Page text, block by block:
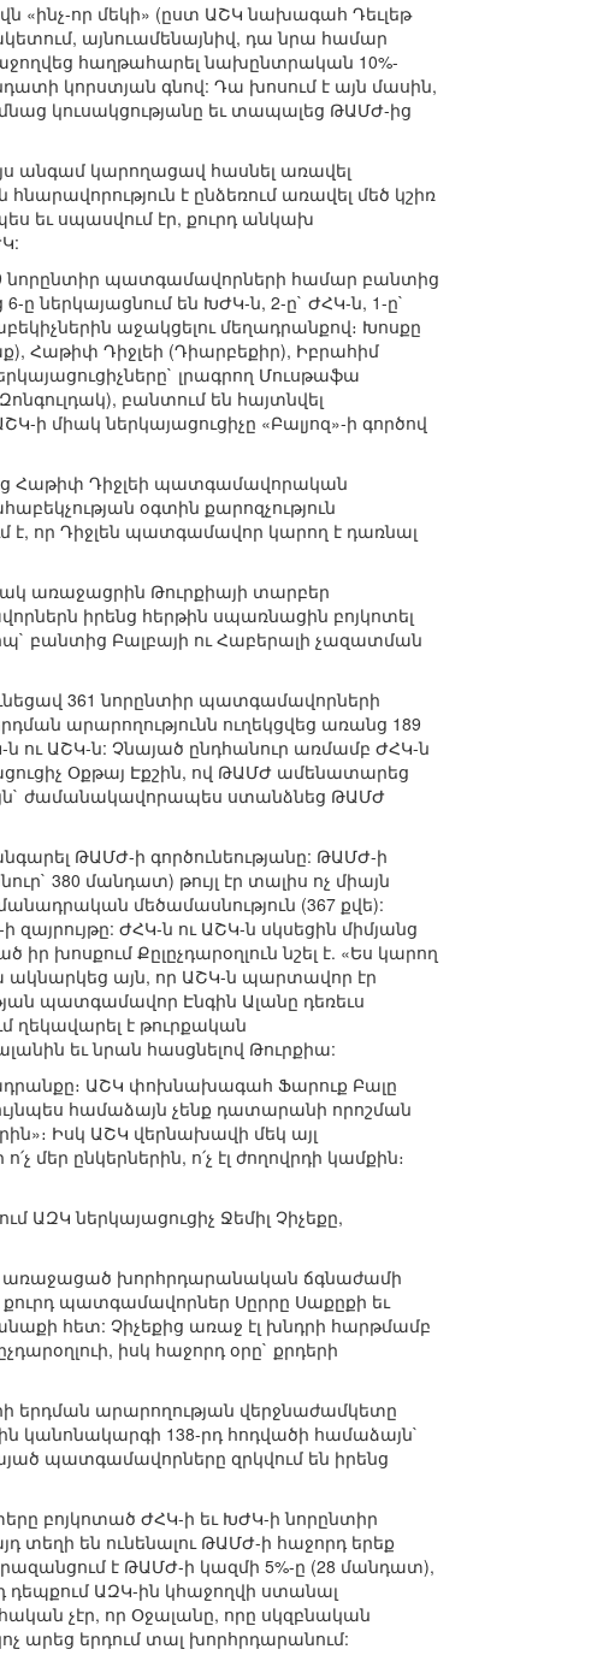
«ինչ-որ մեկի» (ըստ ԱՇԿ նախագահ Դեւլեթ
այնուամենայնիվ, դա նրա համար
հաղթահարել նախընտրական 10%-
կորստյան գնով: Դա խոսում է այն մասին,
կուսակցությանը եւ տապալեց ԹԱՄԺ-ից
անգամ կարողացավ հասնել առավել
է ընձեռում առավել մեծ կշիռ
եւ սպասվում էր, քուրդ անկախ
9 նորընտիր պատգամավորների համար բանտից
ներկայացնում են ԽԺԿ-ն, 2-ը` ԺՀԿ-ն, 1-ը`
աջակցելու մեղադրանքով։ Խոսքը
Հաթիփ Դիջլեի (Դիարբեքիր), Իբրահիմ
լրագրող Մուսթաֆա
բանտում են հայտնվել
ի միակ ներկայացուցիչը «Բալյոզ»-ի գործով
Հաթիփ Դիջլեի պատգամավորական
օգտին քարոզչություն
որ Դիջլեն պատգամավոր կարող է դառնալ
առաջացրին Թուրքիայի տարբեր
իրենց հերթին սպառնացին բոյկոտել
բանտից Բալբայի ու Հաբերալի չազատման
361 նորընտիր պատգամավորների
արարողությունն ուղեկցվեց առանց 189
ու ԱՇԿ-ն: Չնայած ընդհանուր առմամբ ԺՀԿ-ն
Օքթայ Էքշին, ով ԹԱՄԺ ամենատարեց
ժամանակավորապես ստանձնեց ԹԱՄԺ
ԹԱՄԺ-ի գործունեությանը: ԹԱՄԺ-ի
380 մանդատ) թույլ էր տալիս ոչ միայն
մեծամասնություն (367 քվե):
ԺՀԿ-ն ու ԱՇԿ-ն սկսեցին միմյանց
խոսքում Քըլըչդարօղլուն նշել է. «Ես կարող
ակնարկեց այն, որ ԱՇԿ-ն պարտավոր էր
պատգամավոր Էնգին Ալանը դեռեւս
ղեկավարել է թուրքական
եւ նրան հասցնելով Թուրքիա:
ԱՇԿ փոխնախագահ Ֆարուք Բալը
համաձայն չենք դատարանի որոշման
Իսկ ԱՇԿ վերնախավի մեկ այլ
մեր ընկերներին, ո՛չ էլ ժողովրդի կամքին։
ԱԶԿ ներկայացուցիչ Ջեմիլ Չիչեքը,
առաջացած խորհրդարանական ճգնաժամի
քուրդ պատգամավորներ Սըրրը Սաքըքի եւ
հետ: Չիչեքից առաջ էլ խնդրի հարթմամբ
իսկ հաջորդ օրը` քրդերի
երդման արարողության վերջնաժամկետը
կանոնակարգի 138-րդ հոդվածի համաձայն`
պատգամավորները զրկվում են իրենց
բոյկոտած ԺՀԿ-ի եւ ԽԺԿ-ի նորընտիր
տեղի են ունենալու ԹԱՄԺ-ի հաջորդ երեք
է ԹԱՄԺ-ի կազմի 5%-ը (28 մանդատ),
դեպքում ԱԶԿ-ին կհաջողվի ստանալ
չէր, որ Օջալանը, որը սկզբնական
արեց երդում տալ խորհրդարանում: